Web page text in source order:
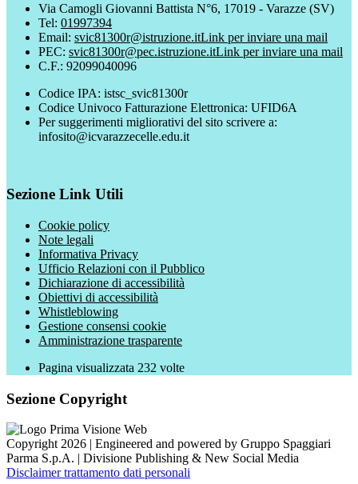
Via Camogli Giovanni Battista N°6, 17019 - Varazze (SV)
Tel: 01997394
Email: svic81300r@istruzione.itLink per inviare una mail
PEC: svic81300r@pec.istruzione.itLink per inviare una mail
C.F.: 92099040096
Codice IPA: istsc_svic81300r
Codice Univoco Fatturazione Elettronica: UFID6A
Per suggerimenti migliorativi del sito scrivere a:
infosito@icvarazzecelle.edu.it
Sezione Link Utili
Cookie policy
Note legali
Informativa Privacy
Ufficio Relazioni con il Pubblico
Dichiarazione di accessibilità
Obiettivi di accessibilità
Whistleblowing
Gestione consensi cookie
Amministrazione trasparente
Pagina visualizzata 232 volte
Sezione Copyright
Copyright 2026 | Engineered and powered by Gruppo Spaggiari
Parma S.p.A. | Divisione Publishing & New Social Media
Disclaimer trattamento dati personali